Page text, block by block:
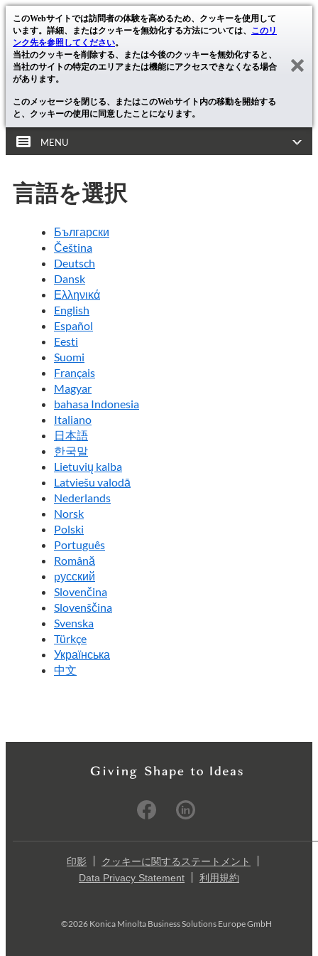
このWebサイトでは訪問者の体験を高めるため、クッキーを使用して
います。詳細、またはクッキーを無効化する方法については、 このリ
ンク先を参照してください。
当社のクッキーを削除する、または今後のクッキーを無効化すると、
当社のサイトの特定のエリアまたは機能にアクセスできなくなる場合
があります。
このメッセージを閉じる、またはこのWebサイト内の移動を開始する
と、クッキーの使用に同意したことになります。
MENU
言語を選択
Български
Čeština
Deutsch
Dansk
Ελληνικά
English
Español
Eesti
Suomi
Français
Magyar
bahasa Indonesia
Italiano
日本語
한국말
Lietuvių kalba
Latviešu valodā
Nederlands
Norsk
Polski
Português
Română
pусский
Slovenčina
Slovenščina
Svenska
Türkçe
Українська
中文
印影
クッキーに関するステートメント
Data Privacy Statement
利用規約
©2026 Konica Minolta Business Solutions Europe GmbH